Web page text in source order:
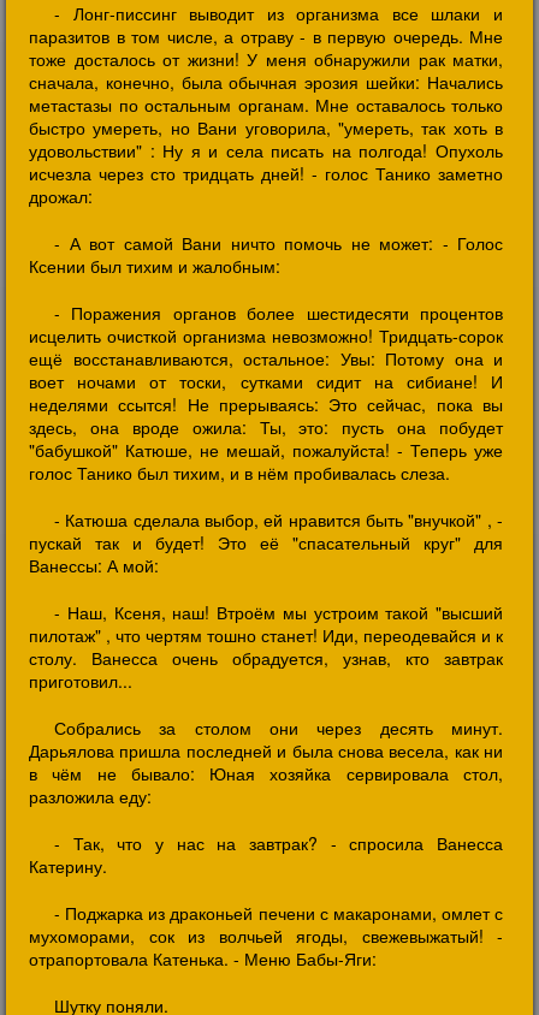
- Лонг-писсинг выводит из организма все шлаки и
паразитов в том числе, а отраву - в первую очередь. Мне
тоже досталось от жизни! У меня обнаружили рак матки,
сначала, конечно, была обычная эрозия шейки: Начались
метастазы по остальным органам. Мне оставалось только
быстро умереть, но Вани уговорила, "умереть, так хоть в
удовольствии" : Ну я и села писать на полгода! Опухоль
исчезла через сто тридцать дней! - голос Танико заметно
дрожал:
- А вот самой Вани ничто помочь не может: - Голос
Ксении был тихим и жалобным:
- Поражения органов более шестидесяти процентов
исцелить очисткой организма невозможно! Тридцать-сорок
ещё восстанавливаются, остальное: Увы: Потому она и
воет ночами от тоски, сутками сидит на сибиане! И
неделями ссытся! Не прерываясь: Это сейчас, пока вы
здесь, она вроде ожила: Ты, это: пусть она побудет
"бабушкой" Катюше, не мешай, пожалуйста! - Теперь уже
голос Танико был тихим, и в нём пробивалась слеза.
- Катюша сделала выбор, ей нравится быть "внучкой" , -
пускай так и будет! Это её "спасательный круг" для
Ванессы: А мой:
- Наш, Ксеня, наш! Втроём мы устроим такой "высший
пилотаж" , что чертям тошно станет! Иди, переодевайся и к
столу. Ванесса очень обрадуется, узнав, кто завтрак
приготовил...
Собрались за столом они через десять минут.
Дарьялова пришла последней и была снова весела, как ни
в чём не бывало: Юная хозяйка сервировала стол,
разложила еду:
- Так, что у нас на завтрак? - спросила Ванесса
Катерину.
- Поджарка из драконьей печени с макаронами, омлет с
мухоморами, сок из волчьей ягоды, свежевыжатый! -
отрапортовала Катенька. - Меню Бабы-Яги:
Шутку поняли.